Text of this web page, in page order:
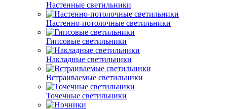
Настенные светильники
Настенно-потолочные светильники
Гипсовые светильники
Накладные светильники
Встраиваемые светильники
Точечные светильники